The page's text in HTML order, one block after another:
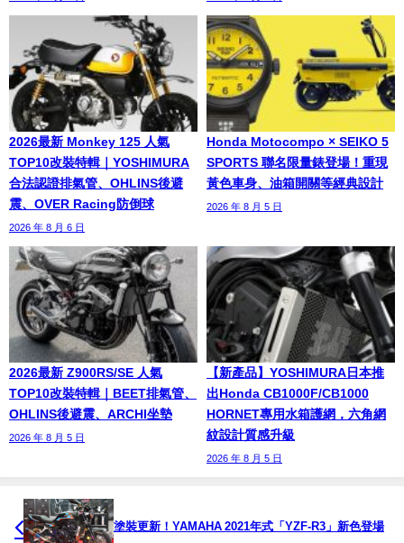
2026最新 Monkey 125 人氣
TOP10改裝特輯｜YOSHIMURA
合法認證排氣管、OHLINS後避
震、OVER Racing防倒球
2026 年 8 月 6 日
Honda Motocompo × SEIKO 5
SPORTS 聯名限量錶登場！重現
黃色車身、油箱開關等經典設計
2026 年 8 月 5 日
2026最新 Z900RS/SE 人氣
TOP10改裝特輯｜BEET排氣管、
OHLINS後避震、ARCHI坐墊
2026 年 8 月 5 日
【新產品】YOSHIMURA日本推
出Honda CB1000F/CB1000
HORNET專用水箱護網，六角網
紋設計質感升級
2026 年 8 月 5 日
塗裝更新！YAMAHA 2021年式「YZF-R3」新色登場